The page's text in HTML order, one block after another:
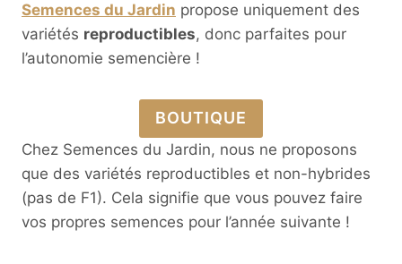
Semences du Jardin propose uniquement des
variétés reproductibles, donc parfaites pour
l’autonomie semencière !
BOUTIQUE
Chez Semences du Jardin, nous ne proposons
que des variétés reproductibles et non-hybrides
(pas de F1). Cela signifie que vous pouvez faire
vos propres semences pour l’année suivante !